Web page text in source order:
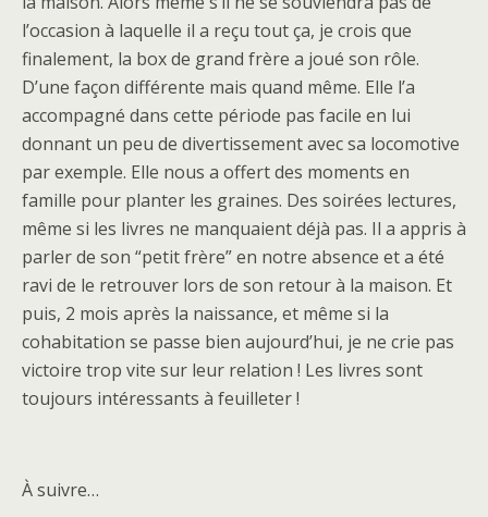
l’occasion à laquelle il a reçu tout ça, je crois que
finalement, la box de grand frère a joué son rôle.
D’une façon différente mais quand même. Elle l’a
accompagné dans cette période pas facile en lui
donnant un peu de divertissement avec sa locomotive
par exemple. Elle nous a offert des moments en
famille pour planter les graines. Des soirées lectures,
même si les livres ne manquaient déjà pas. Il a appris à
parler de son “petit frère” en notre absence et a été
ravi de le retrouver lors de son retour à la maison. Et
puis, 2 mois après la naissance, et même si la
cohabitation se passe bien aujourd’hui, je ne crie pas
victoire trop vite sur leur relation ! Les livres sont
toujours intéressants à feuilleter !
À suivre…